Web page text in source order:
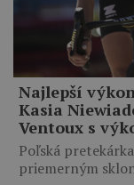
Najlepší
Kasia
Ventoux s
Poľská
priemerným